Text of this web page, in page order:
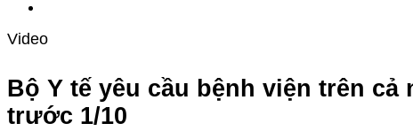
Video
Bộ Y tế yêu cầu bệnh viện trên
trước 1/10